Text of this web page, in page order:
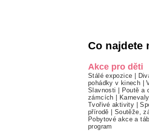
Co najdete
Akce pro děti
Stálé expozice
pohádky v kinech |
Slavnosti
Poutě a
zámcích
Tvořivé aktivity |
přírodě
Soutěže,
Pobytové akce a
program